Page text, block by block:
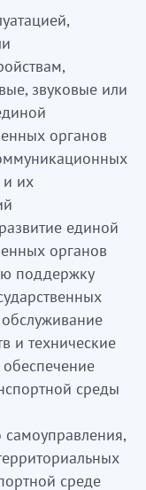
дауыстық,
деректерін
техникалық
аумақтық
көлік
көлік
бірыңғай
қамтамасыз
іс-шаралар мен
сәйкес
аумақтық
звуковые или
органов
и их
единой
органов
поддержку
и технические
среды
среде